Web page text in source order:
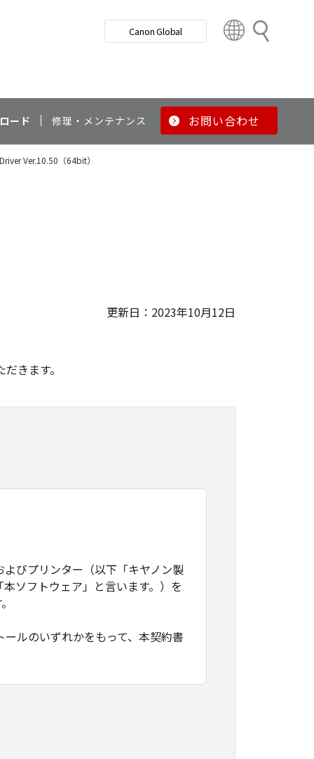
検
Canon Global
t
y
ード 修理・メンテナンス お問い合わせ
Ver.10.50（64bit）
更新日：2023年10月12日
きます。
びプリンター（以下「キヤノン製
ソフトウェア」と言います。）を
ルのいずれかをもって、本契約書
書においては、「本ソフトウェ
こと、アクセスすること、もしく